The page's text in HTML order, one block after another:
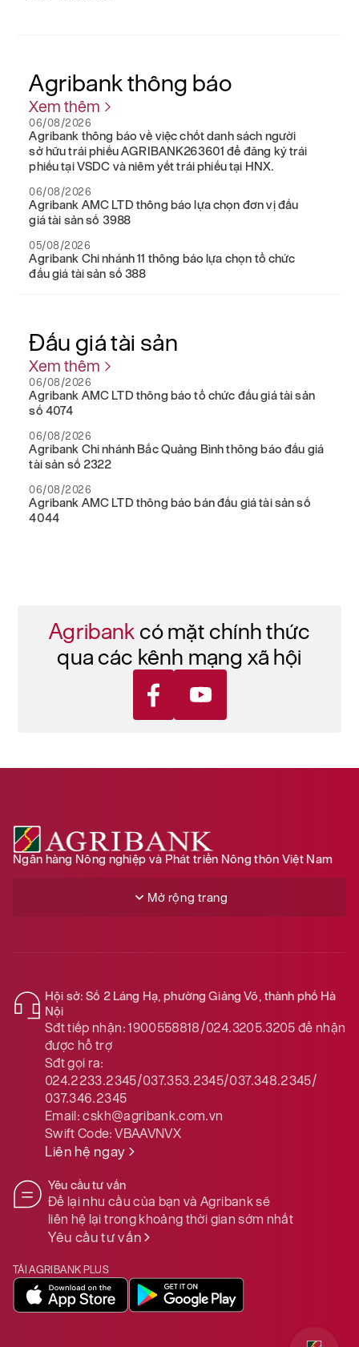
Agribankthông báo
Xem thêm
06/08/2026
Agribank thông báo về việc chốt danh sách người
sở hữu trái phiếu AGRIBANK263601 để đăng ký trái
phiếu tại VSDC và niêm yết trái phiếu tại HNX.
06/08/2026
Agribank AMC LTD thông báo lựa chọn đơn vị đấu
giá tài sản số 3988
05/08/2026
Agribank Chi nhánh 11 thông báo lựa chọn tổ chức
đấu giá tài sản số 388
Đấu giátài sản
Xem thêm
06/08/2026
Agribank AMC LTD thông báo tổ chức đấu giá tài sản
số 4074
06/08/2026
Agribank Chi nhánh Bắc Quảng Bình thông báo đấu giá
tài sản số 2322
06/08/2026
Agribank AMC LTD thông báo bán đấu giá tài sản số
4044
Agribank có mặt chính thức
qua các kênh mạng xã hội
Ngân hàng Nông nghiệp và Phát triển Nông thôn Việt Nam
Mở rộng trang
Hội sở: Số 2 Láng Hạ, phường Giảng Võ, thành phố Hà
Nội
Sđt tiếp nhận: 1900558818/024.3205.3205để nhận
được hỗ trợ
Sđt gọi ra:
024.2233.2345/037.353.2345/037.348.2345/
037.346.2345
Email:cskh@agribank.com.vn
Swift Code:VBAAVNVX
Liên hệ ngay
Yêu cầu tư vấn
Để lại nhu cầu của bạn và Agribank sẽ
liên hệ lại trong khoảng thời gian sớm nhất
Yêu cầu tư vấn
TẢI AGRIBANK PLUS